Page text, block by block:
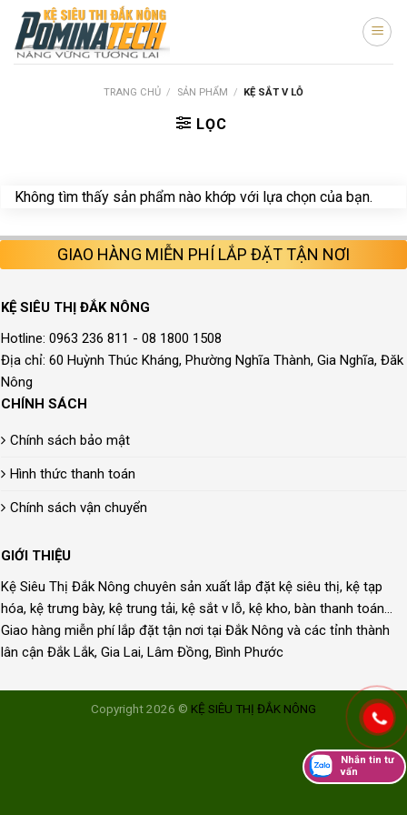
Skip
content
TRANG CHỦ / SẢN PHẨM / KỆ SẮT V LỖ
LỌC
Không tìm thấy sản phẩm nào khớp với lựa chọn của bạn.
GIAO HÀNG MIỄN PHÍ LẮP ĐẶT TẬN NƠI
KỆ SIÊU THỊ ĐẮK NÔNG
Hotline: 0963 236 811 - 08 1800 1508
Địa chỉ: 60 Huỳnh Thúc Kháng, Phường Nghĩa Thành, Gia Nghĩa, Đăk
Nông
CHÍNH SÁCH
Chính sách bảo mật
Hình thức thanh toán
Chính sách vận chuyển
GIỚI THIỆU
Kệ Siêu Thị Đắk Nông chuyên sản xuất lắp đặt kệ siêu thị, kệ tạp
hóa, kệ trưng bày, kệ trung tải, kệ sắt v lỗ, kệ kho, bàn thanh toán...
Giao hàng miễn phí lắp đặt tận nơi tại Đắk Nông và các tỉnh thành
lân cận Đắk Lắk, Gia Lai, Lâm Đồng, Bình Phước
Copyright 2026 © KỆ SIÊU THỊ ĐẮK NÔNG
Nhắn tin tư
vấn